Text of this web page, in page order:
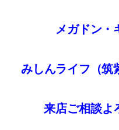
メガドン・
みしんライフ（筑
来店ご相談よ